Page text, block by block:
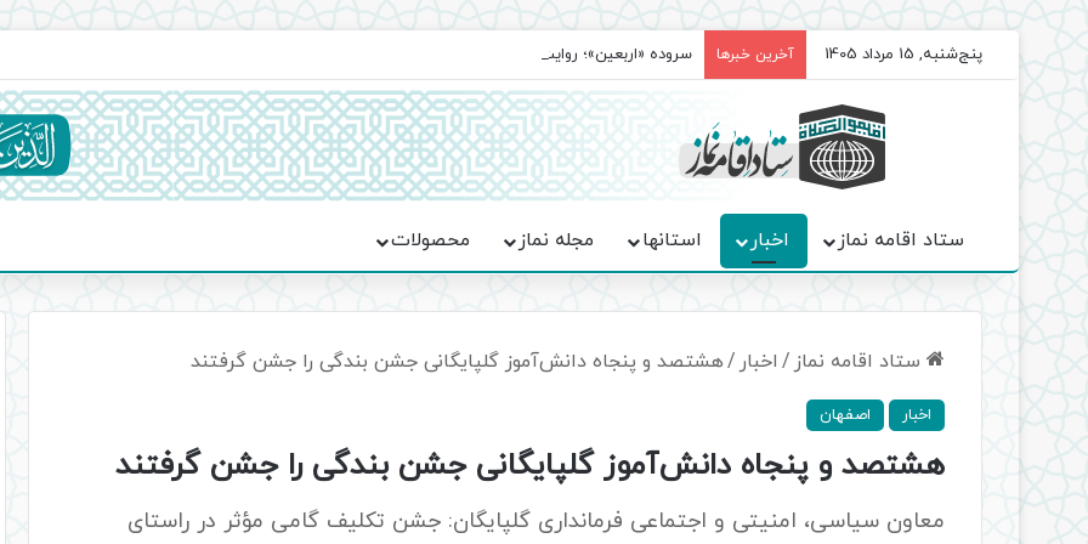
پنج‌شنبه, 15 مرداد 1405 آخرین خبرها سروده‌ «اربعین»؛ روایت حماسه، استقامت و تمدن‌سازی امت اسلامی
ستاد اقامه نماز اخبار استانها مجله نماز محصولات
ستاد اقامه نماز / اخبار /هشتصد و پنجاه دانش‌آموز گلپایگانی جشن بندگی را جشن گرفتند
اخبار اصفهان
هشتصد و پنجاه دانش‌آموز گلپایگانی جشن بندگی را جشن گرفتند
معاون سیاسی، امنیتی و اجتماعی فرمانداری گلپایگان: جشن تکلیف گامی مؤثر در راستای